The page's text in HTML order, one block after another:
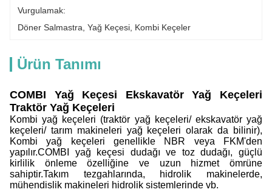
Vurgulamak:
Döner Salmastra Yağ Keçesi Kombi Keçeler
Ürün Tanımı
COMBI Yağ Keçesi Ekskavatör Yağ Keçeleri
Traktör Yağ Keçeleri
Kombi yağ keçeleri (traktör yağ keçeleri/ ekskavatör yağ
keçeleri/ tarım makineleri yağ keçeleri olarak da bilinir),
Kombi yağ keçeleri genellikle NBR veya FKM'den
yapılır.COMBI yağ keçesi dudağı ve toz dudağı, güçlü
kirlilik önleme özelliğine ve uzun hizmet ömrüne
sahiptir.Takım tezgahlarında, hidrolik makinelerde,
mühendislik makineleri hidrolik sistemlerinde vb.